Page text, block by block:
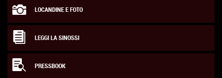
LOCANDINE E FOTO
LEGGI LA SINOSSI
PRESSBOOK